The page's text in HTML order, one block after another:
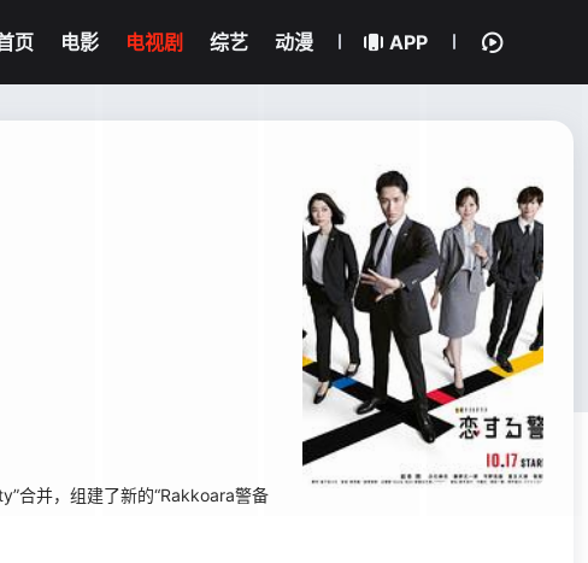
页 电影 电视剧 综艺 动漫 APP
合并，组建了新的“Rakkoara警备